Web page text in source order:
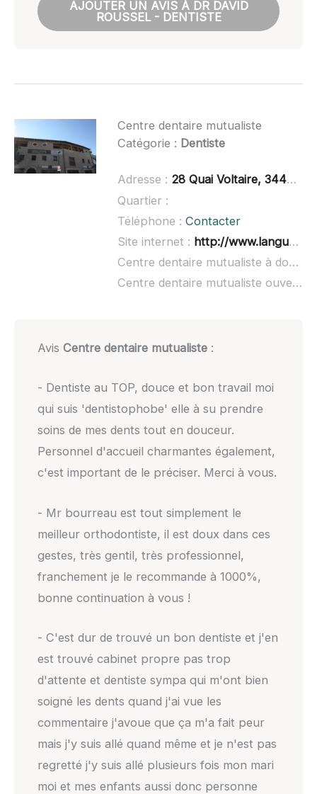
AJOUTER UN AVIS À DR DAVID
ROUSSEL - DENTISTE
Centre dentaire mutualiste
Catégorie : Dentiste
Adresse : 28 Quai Voltaire, 34400 Lunel
Quartier :
Téléphone : Contacter
Site internet : http://www.languedoc-mutualite.fr/centres-medicaux-et-dentaires/centre-dentaire-de-lunel/
Centre dentaire mutualiste à domicile :
Centre dentaire mutualiste ouvert dimanche :
Avis Centre dentaire mutualiste:
- Dentiste au TOP, douce et bon travail moi
qui suis 'dentistophobe' elle à su prendre
soins de mes dents tout en douceur.
Personnel d'accueil charmantes également,
c'est important de le préciser. Merci à vous.
- Mr bourreau est tout simplement le
meilleur orthodontiste, il est doux dans ces
gestes, très gentil, très professionnel,
franchement je le recommande à 1000%,
bonne continuation à vous !
- C'est dur de trouvé un bon dentiste et j'en
est trouvé cabinet propre pas trop
d'attente et dentiste sympa qui m'ont bien
soigné les dents quand j'ai vue les
commentaire j'avoue que ça m'a fait peur
mais j'y suis allé quand même et je n'est pas
regretté j'y suis allé plusieurs fois mon mari
moi et mes enfants aussi donc personne